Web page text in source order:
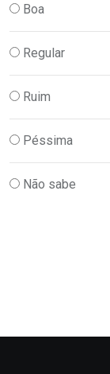
Boa
Regular
Ruim
Péssima
Não sabe